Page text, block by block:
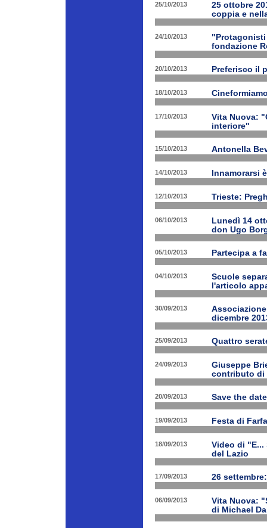
25/10/2013
25 ottobre
coppia e
24/10/2013
fondazione
20/10/2013 Preferisco il
18/10/2013
17/10/2013
Vita Nuova:
interiore"
15/10/2013 Antonella
14/10/2013 Innamorarsi
12/10/2013 Trieste:
06/10/2013
Lunedì 14
don Ugo
05/10/2013 Partecipa a
04/10/2013
Scuole
l'articolo
30/09/2013
dicembre
25/09/2013 Quattro
24/09/2013
Giuseppe
contributo di
20/09/2013 Save the
19/09/2013 Festa di
18/09/2013
Video di "E...
del Lazio
17/09/2013 26
06/09/2013
Vita Nuova:
di Michael